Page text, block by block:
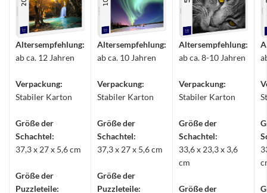
Altersempfehlung:
ab ca. 12 Jahren
Verpackung:
Stabiler Karton
Größe der
Schachtel:
37,3 x 27 x 5,6 cm
Größe der
Puzzleteile:
Altersempfehlung:
ab ca. 10 Jahren
Verpackung:
Stabiler Karton
Größe der
Schachtel:
37,3 x 27 x 5,6 cm
Größe der
Puzzleteile:
Altersempfehlung:
ab ca. 8-10 Jahren
Verpackung:
Stabiler Karton
Größe der
Schachtel:
33,6 x 23,3 x 3,6
cm
Größe der